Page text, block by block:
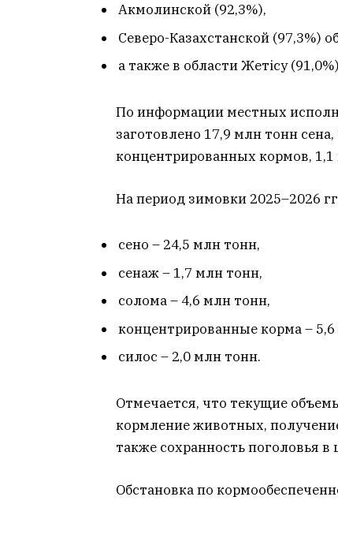
Акмолинской (92,3%),
Северо-Казахстанской (97,3%)
а также в области Жетісу
По информации местных
заготовлено 17,9 млн тонн
концентрированных кормов,
На период зимовки 2025–2026
сено – 24,5 млн тонн,
сенаж – 1,7 млн тонн,
солома – 4,6 млн тонн,
концентрированные корма –
силос – 2,0 млн тонн.
Отмечается, что текущие
кормление животных,
также сохранность поголовья в
Обстановка по